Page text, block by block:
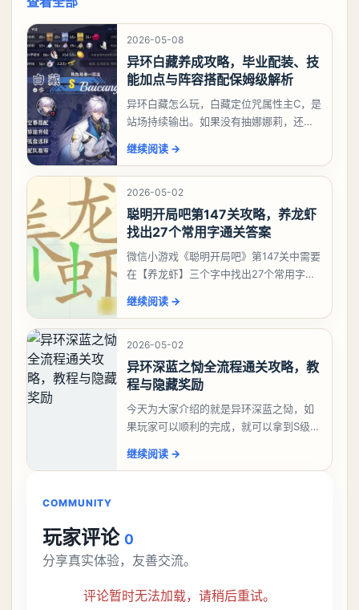
2026-05-08
异环白藏养成攻略，毕业配装、技
能加点与阵容搭配保姆级解析
异环白藏怎么玩，白藏定位咒属性主C，是
站场持续输出。如果没有抽娜娜莉，还没
有娜娜莉缺另外一个二队C想打深渊也可以
考虑养个白藏
继续阅读 →
2026-05-02
聪明开局吧第147关攻略，养龙虾
找出27个常用字通关答案
微信小游戏《聪明开局吧》第147关中需要
在【养龙虾】三个字中找出27个常用字，
大、夫、夰、巾、中、虫、下、虾、卜、
囗、吓、卟、
继续阅读 →
2026-05-02
异环深蓝之恸全流程通关攻略，教
程与隐藏奖励
今天为大家介绍的就是异环深蓝之恸，如
果玩家可以顺利的完成，就可以拿到S级弧
比较高的，对于那些新手玩家并不建议直
继续阅读 →
COMMUNITY
玩家评论 0
分享真实体验，友善交流。
评论暂时无法加载，请稍后重试。